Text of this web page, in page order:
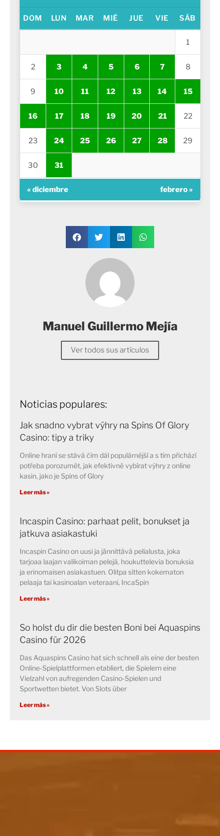
DOM LUN MAR MIÉ JUE VIE SÁB
1
2 3 4 5 6 7 8
9 10 11 12 13 14 15
16 17 18 19 20 21 22
23 24 25 26 27 28 29
30 31
« diciembre febrero »
Manuel Guillermo Mejía
Ver todos sus artículos
Noticias populares:
Jak snadno vybrat výhry na Spins Of Glory
Casino: tipy a triky
Online hraní se stává čím dál populárnější a s tím přichází
potřeba porozumět, jak efektivně vybírat výhry z online
kasin, jako je Spins of Glory
Leer más »
Incaspin Casino: parhaat pelit, bonukset ja
jatkuva asiakastuki
Incaspin Casino on uusi ja jännittävä pelialusta, joka
tarjoaa laajan valikoiman pelejä, houkuttelevia bonuksia
ja erinomaisen asiakastuen. Olitpa sitten kokematon
pelaaja tai kasinoalan veteraani, IncaSpin
Leer más »
So holst du dir die besten Boni bei Aquaspins
Casino für 2026
Das Aquaspins Casino hat sich schnell als eine der besten
Online-Spielplattformen etabliert, die Spielern eine
Vielzahl von aufregenden Casino-Spielen und
Sportwetten bietet. Von Slots über
Leer más »